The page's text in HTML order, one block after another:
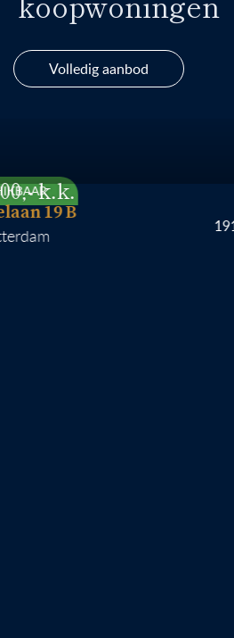
Volledig aanbod
1910
19 B